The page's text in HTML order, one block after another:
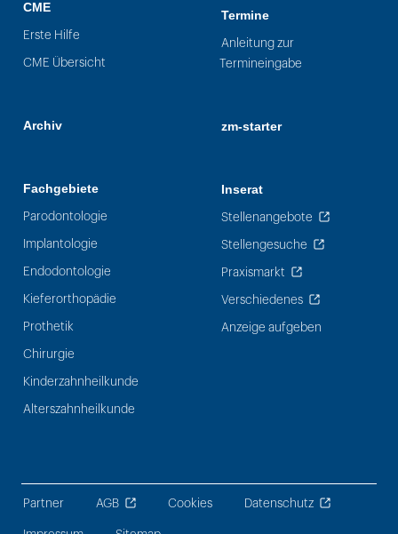
CME
Erste Hilfe
CME Übersicht
Archiv
Fachgebiete
Parodontologie
Implantologie
Endodontologie
Kieferorthopädie
Prothetik
Chirurgie
Kinderzahnheilkunde
Alterszahnheilkunde
Termine
Anleitung zur
Termineingabe
zm-starter
Inserat
Stellenangebote
Stellengesuche
Praxismarkt
Verschiedenes
Anzeige aufgeben
Partner AGB Cookies Datenschutz